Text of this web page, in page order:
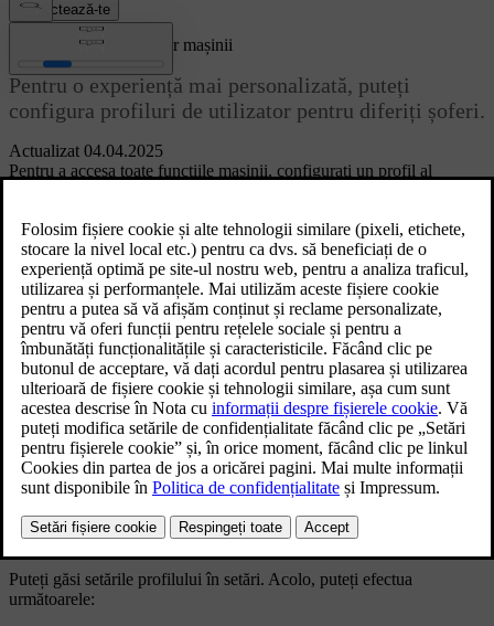
Conectează-te
Actualizat 04.04.2025
Profiluri ale utilizatorilor mașinii
Pentru o experiență mai personalizată, puteți
configura profiluri de utilizator pentru diferiți șoferi.
Pentru a accesa toate funcțiile mașinii, configurați un profil al
permite fiecărui șofer să își salveze propriile setări și reglaje
personalizate, care se aplică automat la selectarea profilului.
Tip profil
Cine îl utilizează?
Proprietar
Profilul de utilizator permanent pentru proprietarul
mașinii.
Invitat
Un profil de utilizator de invitat, disponibil pentru
utilizatorii temporari ai mașinii.
Șofer
secundar
Până la cinci profiluri de utilizatori suplimentari, pentru
utilizatorii periodici ai mașinii.
Proprietarul are toate drepturile de administrator, iar șoferii secundari
au numai o parte dintre acestea. Invitatul poate efectua unele reglaje,
dar acel profil se resetează atunci când începeți să utilizați un alt
profil.
Puteți găsi setările profilului în setări. Acolo, puteți efectua
următoarele: